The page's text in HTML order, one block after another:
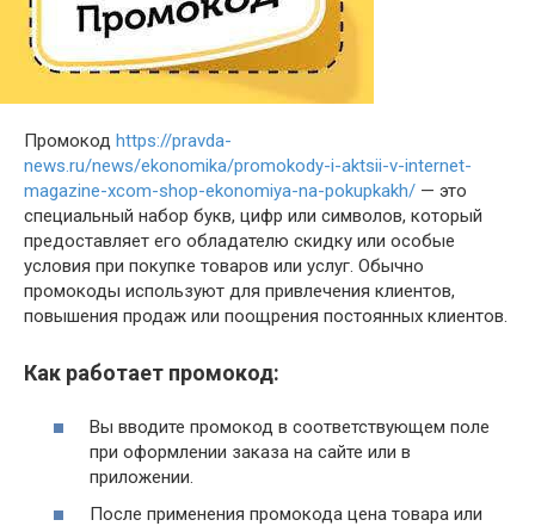
Промокод https://pravda-
news.ru/news/ekonomika/promokody-i-aktsii-v-internet-
magazine-xcom-shop-ekonomiya-na-pokupkakh/ — это
специальный набор букв, цифр или символов, который
предоставляет его обладателю скидку или особые
условия при покупке товаров или услуг. Обычно
промокоды используют для привлечения клиентов,
повышения продаж или поощрения постоянных клиентов.
Как работает промокод:
Вы вводите промокод в соответствующем поле
при оформлении заказа на сайте или в
приложении.
После применения промокода цена товара или